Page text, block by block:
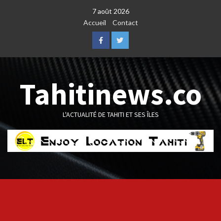
7 août 2026
Accueil
Contact
FacebookTwitter
Tahitinews.co
L'ACTUALITÉ DE TAHITI ET SES ÎLES